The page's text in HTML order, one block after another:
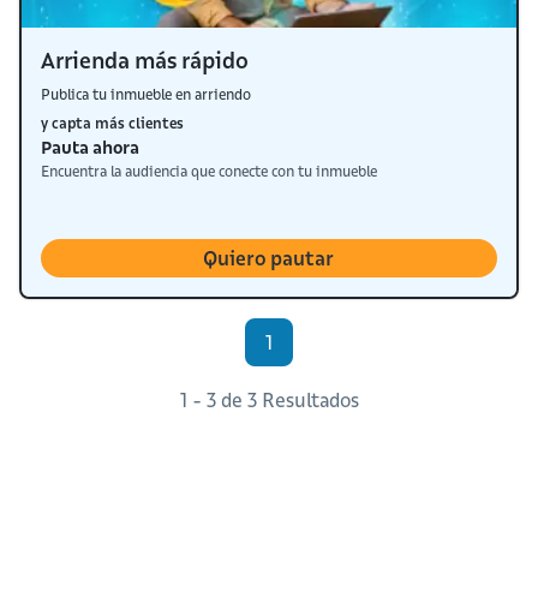
Arrienda más rápido
Publica tu inmueble en arriendo
y capta más clientes
Pauta ahora
Encuentra la audiencia que conecte con tu inmueble
Quiero pautar
1
1 - 3 de 3 Resultados